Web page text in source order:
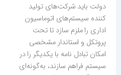
دولت باید شرکت‌های تولید
کننده سیستم‌های اتوماسیون
اداری را ملزم سازد تا تحت
پروتکل و استاندار مشخصی
امکان تبادل نامه با یکدیگر را در
سیستم فراهم سازند، به‌گونه‌ای